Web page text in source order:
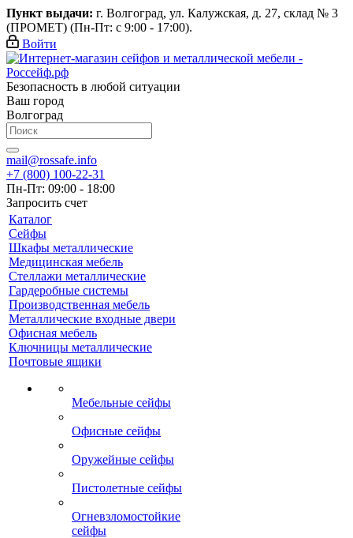
Пункт выдачи: г. Волгоград, ул. Калужская, д. 27, склад № 3
(ПРОМЕТ) (Пн-Пт: с 9:00 - 17:00).
Войти
Безопасность в любой ситуации
Ваш город
Волгоград
mail@rossafe.info
+7 (800) 100-22-31
Пн-Пт: 09:00 - 18:00
Запросить счет
Каталог
Сейфы
Шкафы металлические
Медицинская мебель
Стеллажи металлические
Гардеробные системы
Производственная мебель
Металлические входные двери
Офисная мебель
Ключницы металлические
Почтовые ящики
Мебельные сейфы
Офисные сейфы
Оружейные сейфы
Пистолетные сейфы
Огневзломостойкие
сейфы